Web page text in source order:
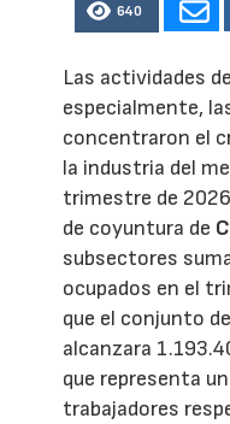
640
Las actividades
especialmente,
concentraron el
la industria del
trimestre de
de coyuntura de
subsectores
ocupados en el
que el conjunto
alcanzara
que representa
trabajadores